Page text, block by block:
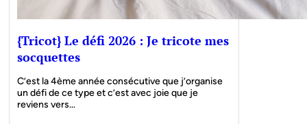
{Tricot} Le défi 2026 : Je tricote mes
socquettes
C’est la 4ème année consécutive que j’organise
un défi de ce type et c’est avec joie que je
reviens vers…